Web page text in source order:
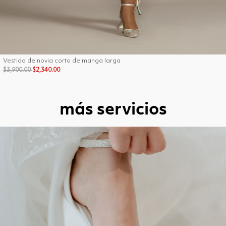
Vestido de novia corto de manga larga
Price reduced from
$3,900.00to
$2,340.00
más servicios